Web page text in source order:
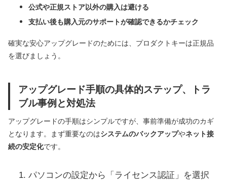
公式や正規ストア以外の購入は避ける
支払い後も購入元のサポートが確認できるかチェック
確実な安心アップグレードのためには、プロダクトキーは正規品
を選びましょう。
アップグレード手順の具体的ステップ、トラ
ブル事例と対処法
アップグレードの手順はシンプルですが、事前準備が成功のカギ
となります。まず重要なのはシステムのバックアップやネット接
続の安定化です。
パソコンの設定から「ライセンス認証」を選択